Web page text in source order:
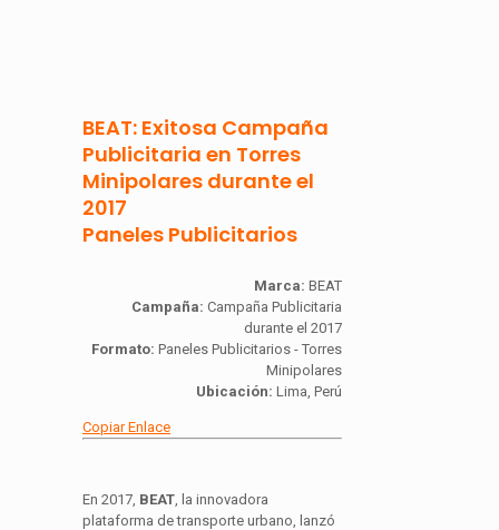
BEAT: Exitosa Campaña
Publicitaria en Torres
Minipolares durante el
2017
Paneles Publicitarios
Marca: BEAT
Campaña: Campaña Publicitaria
durante el 2017
Formato: Paneles Publicitarios - Torres
Minipolares
Ubicación: Lima, Perú
Copiar Enlace
En 2017, BEAT , la innovadora
plataforma de transporte urbano, lanzó